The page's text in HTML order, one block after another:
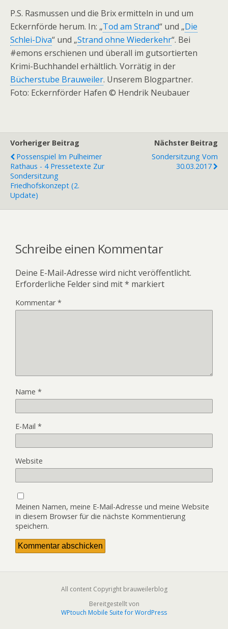
P.S. Rasmussen und die Brix ermitteln in und um
Eckernförde herum. In: „Tod am Strand“ und „Die
Schlei-Diva“ und „Strand ohne Wiederkehr“. Bei
#emons erschienen und überall im gutsortierten
Krimi-Buchhandel erhältlich. Vorrätig in der
Bücherstube Brauweiler. Unserem Blogpartner.
Foto: Eckernförder Hafen © Hendrik Neubauer
Vorheriger Beitrag
Possenspiel Im Pulheimer
Rathaus - 4 Pressetexte Zur
Sondersitzung
Friedhofskonzept (2.
Update)
Nächster Beitrag
Sondersitzung Vom
30.03.2017
Schreibe einen Kommentar
Deine E-Mail-Adresse wird nicht veröffentlicht.
Erforderliche Felder sind mit* markiert
Kommentar*
Name *
E-Mail *
Website
Meinen Namen, meine E-Mail-Adresse und meine Website
in diesem Browser für die nächste Kommentierung
speichern.
All content Copyright brauweilerblog
Bereitgestellt von
WPtouch Mobile Suite for WordPress